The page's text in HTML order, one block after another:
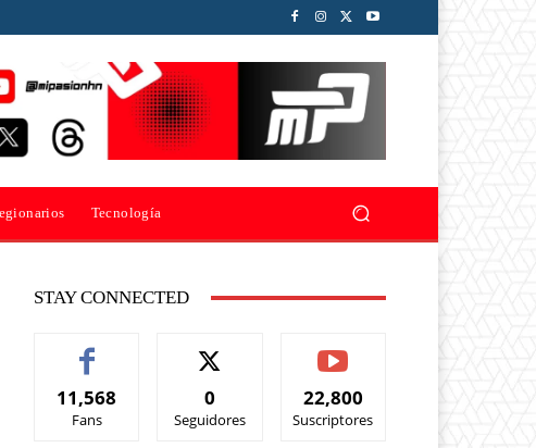
Tecnología
STAY CONNECTED
11,568
Fans
0
Seguidores
22,800
Suscriptores